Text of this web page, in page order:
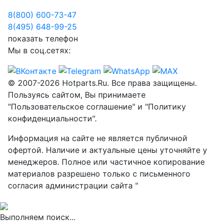
8(800) 600-73-47
8(495) 648-99-25
показать телефон
Мы в соц.сетях:
© 2007-2026 Hotparts.Ru. Все права защищены.
Пользуясь сайтом, Вы принимаете
"Пользовательское соглашение" и "Политику
конфиденциальности".
Информация на сайте не является публичной
офертой. Наличие и актуальные цены уточняйте у
менеджеров. Полное или частичное копирование
материалов разрешено только с письменного
согласия администрации сайта "
Выполняем поиск...